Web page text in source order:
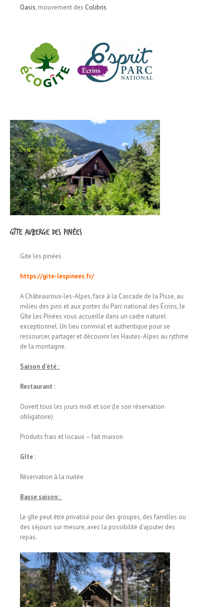
Oasis, mouvement des Colibris
Gîte Auberge des Pinées
Gite les pinées
https://gite-lespinees.fr/
A Châteauroux-les-Alpes, face à la Cascade de la Pisse, au
milieu des pins et aux portes du Parc national des Écrins, le
Gîte Les Pinées vous accueille dans un cadre naturel
exceptionnel. Un lieu convivial et authentique pour se
ressourcer, partager et découvrir les Hautes-Alpes au rythme
de la montagne.
Saison d’été :
Restaurant :
Ouvert tous les jours midi et soir (le soir réservation
obligatoire)
Produits frais et locaux – fait maison
Gîte :
Réservation à la nuitée
Basse saison :
Le gîte peut être privatisé pour des groupes, des familles ou
des séjours sur mesure, avec la possibilité d’ajouter des
repas.